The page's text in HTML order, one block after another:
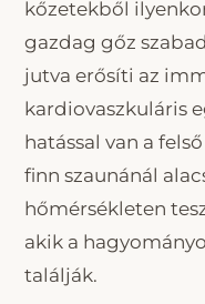
kőzetekből
gazdag gőz
jutva erősíti az
kardiovaszkuláris
hatással van a
finn szaunánál
hőmérsékleten
akik a
találják.